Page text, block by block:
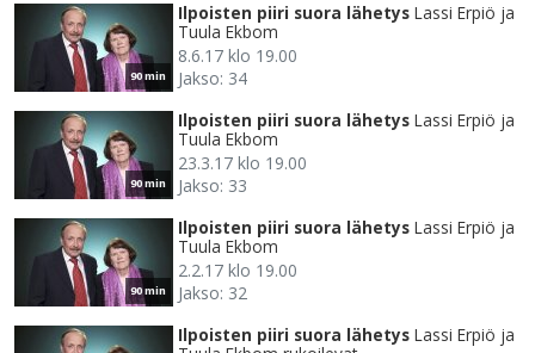
90 min
Ilpoisten piiri suora lähetys Lassi Erpiö ja
Tuula Ekbom
8.6.17 klo 19.00
Jakso: 34
90 min
Ilpoisten piiri suora lähetys Lassi Erpiö ja
Tuula Ekbom
23.3.17 klo 19.00
Jakso: 33
90 min
Ilpoisten piiri suora lähetys Lassi Erpiö ja
Tuula Ekbom
2.2.17 klo 19.00
Jakso: 32
Ilpoisten piiri suora lähetys Lassi Erpiö ja